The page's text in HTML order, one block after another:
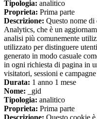
Tipologia: analitico
Proprieta: Prima parte
Descrizione: Questo nome di
Analytics, che è un
analisi più comunemente
utilizzato per distinguere
generato in modo casuale
in ogni richiesta di pagina in
visitatori, sessioni e
Durata: 1 anno 1 mese
Nome: _gid
Tipologia: analitico
Proprieta: Prima parte
Descrizione: Questo cookie